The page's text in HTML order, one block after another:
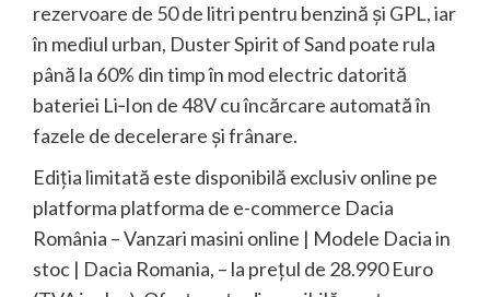
rezervoare de 50 de litri pentru benzină și GPL, iar
în mediul urban, Duster Spirit of Sand poate rula
până la 60% din timp în mod electric datorită
bateriei Li‑Ion de 48V cu încărcare automată în
fazele de decelerare și frânare.
Ediția limitată este disponibilă exclusiv online pe
platforma platforma de e-commerce Dacia
România – Vanzari masini online | Modele Dacia in
stoc | Dacia Romania, – la prețul de 28.990 Euro